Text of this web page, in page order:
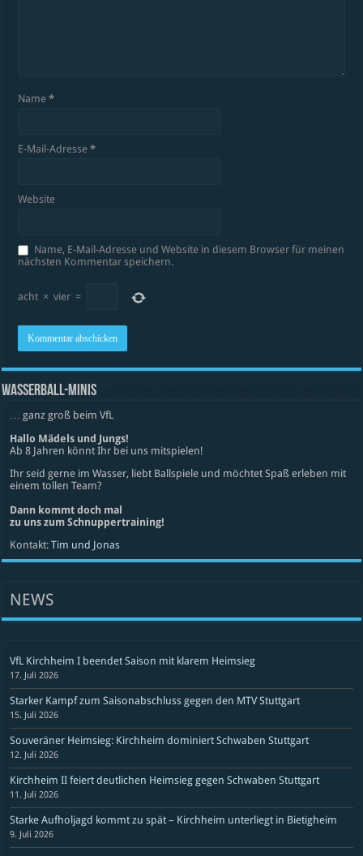
Name*
E-Mail-Adresse*
Website
Name, E-Mail-Adresse und Website in diesem Browser für meinen
nächsten Kommentar speichern.
acht × vier =
WASSERBALL-MINIS
… ganz groß beim VfL
Hallo Mädels und Jungs!
Ab 8 Jahren könnt Ihr bei uns mitspielen!
Ihr seid gerne im Wasser, liebt Ballspiele und möchtet Spaß erleben mit
einem tollen Team?
Dann kommt doch mal
zu uns zum Schnuppertraining!
Kontakt:Tim und Jonas
NEWS
VfL Kirchheim I beendet Saison mit klarem Heimsieg
17. Juli 2026
Starker Kampf zum Saisonabschluss gegen den MTV Stuttgart
15. Juli 2026
Souveräner Heimsieg: Kirchheim dominiert Schwaben Stuttgart
12. Juli 2026
Kirchheim II feiert deutlichen Heimsieg gegen Schwaben Stuttgart
11. Juli 2026
Starke Aufholjagd kommt zu spät – Kirchheim unterliegt in Bietigheim
9. Juli 2026